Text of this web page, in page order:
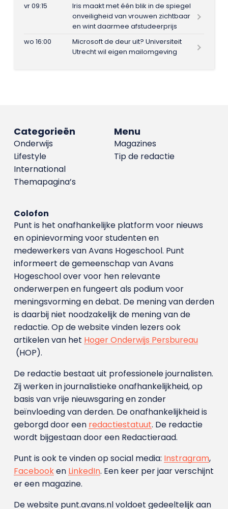
vr 09:15
Iris maakt met één blik in de spiegel
onveiligheid van vrouwen zichtbaar
en wint daarmee afstudeerprijs
wo 16:00
Microsoft de deur uit? Universiteit
Utrecht wil eigen mailomgeving
Menu
Magazines
Tip de redactie
Categorieën
Onderwijs
Lifestyle
International
Themapagina’s
Colofon
Punt is het onafhankelijke platform voor nieuws
en opinievorming voor studenten en
medewerkers van Avans Hoge­school. Punt
informeert de gemeenschap van Avans
Hogeschool over voor hen relevante
onderwerpen en fungeert als podium voor
meningsvorming en debat. De mening van derden
is daarbij niet noodzakelijk de mening van de
redactie. Op de website vinden lezers ook
artikelen van het Hoger Onderwijs Persbureau
(HOP).
De redactie bestaat uit professionele journalisten.
Zij werken in journalistieke onafhankelijkheid, op
basis van vrije nieuwsgaring en zonder
beïnvloeding van derden. De onafhankelijkheid is
geborgd door een redactiestatuut. De redactie
wordt bijgestaan door een Redactieraad.
Punt is ook te vinden op social media: Instragram,
Facebooken LinkedIn. Een keer per jaar verschijnt
er een magazine.
De website punt.avans.nl voldoet gedeeltelijk aan